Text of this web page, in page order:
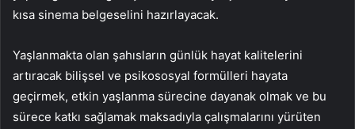
kısa sinema belgeselini hazırlayacak.
Yaşlanmakta olan şahısların günlük hayat kalitelerini
artıracak bilişsel ve psikososyal formülleri hayata
geçirmek, etkin yaşlanma sürecine dayanak olmak ve bu
sürece katkı sağlamak maksadıyla çalışmalarını yürüten